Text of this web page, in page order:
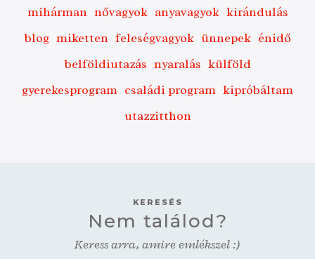
mihárman nővagyok anyavagyok kirándulás
blog miketten feleségvagyok ünnepek énidő
belföldiutazás nyaralás külföld
gyerekesprogram családi program kipróbáltam
utazzitthon
KERESÉS
Nem találod?
Keress arra, amire emlékszel :)